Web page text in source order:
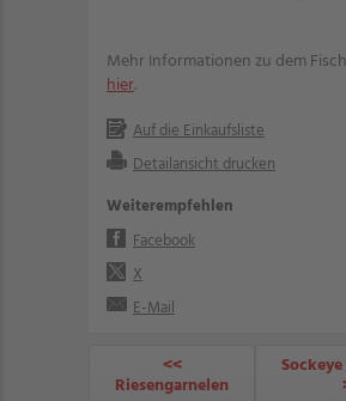
Mehr Informationen zu dem
hier.
Auf die Einkaufsliste
Detailansicht drucken
Weiterempfehlen
Facebook
X
E-Mail
<<
Riesengarnelen